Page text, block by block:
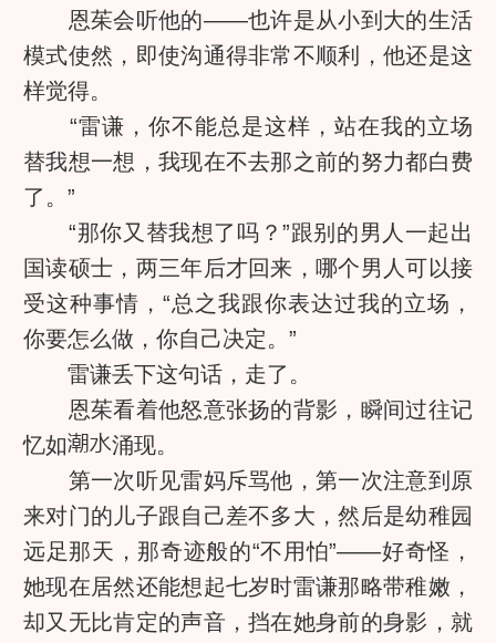
恩茱会听他的——也许是从小到大的生活
模式使然，即使沟通得非常不顺利，他还是这
样觉得。
“雷谦，你不能总是这样，站在我的立场
替我想一想，我现在不去那之前的努力都白费
了。”
“那你又替我想了吗？”跟别的男人一起出
国读硕士，两三年后才回来，哪个男人可以接
受这种事情，“总之我跟你表达过我的立场，
你要怎么做，你自己决定。”
雷谦丢下这句话，走了。
恩茱看着他怒意张扬的背影，瞬间过往记
忆如
涌现。
第一次听见雷妈斥骂他，第一次注意到原
来对门的儿子跟自己差不多大，然后是幼稚园
远足那天，那奇迹般的“不用怕”——好奇怪，
她现在居然还能想起七岁时雷谦那略带稚嫩，
却又无比肯定的声音，挡在她身前的身影，就